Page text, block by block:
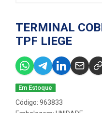
TERMINAL
TPF LIEGE
Em Estoque
Código: 963833